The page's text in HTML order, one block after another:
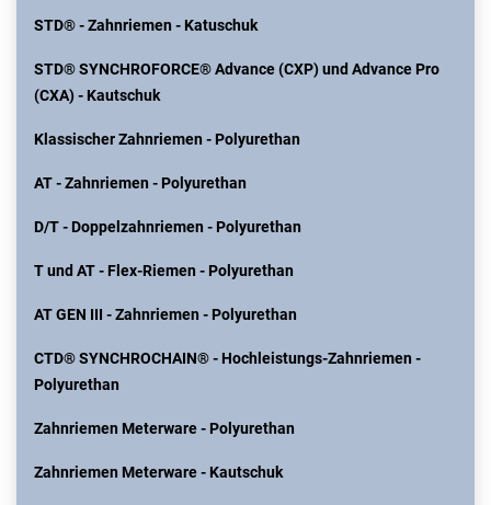
STD® - Zahnriemen - Katuschuk
STD® SYNCHROFORCE® Advance (CXP) und Advance Pro
(CXA) - Kautschuk
Klassischer Zahnriemen - Polyurethan
AT - Zahnriemen - Polyurethan
D/T - Doppelzahnriemen - Polyurethan
T und AT - Flex-Riemen - Polyurethan
AT GEN III - Zahnriemen - Polyurethan
CTD® SYNCHROCHAIN® - Hochleistungs-Zahnriemen -
Polyurethan
Zahnriemen Meterware - Polyurethan
Zahnriemen Meterware - Kautschuk